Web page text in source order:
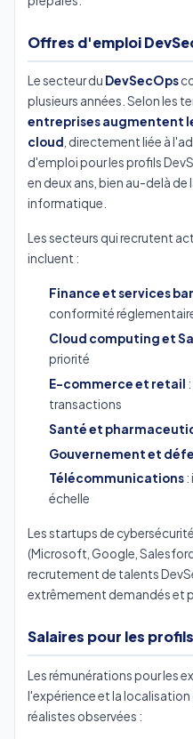
Offres d'emploi
Le secteur du DevSecOps
plusieurs années. Selon les
entreprises augmentent
cloud , directement liée à
d'emploi pour les profils
en deux ans, bien au-delà
informatique.
Les secteurs qui recrutent
incluent :
Finance et services
conformité
Cloud computing et
priorité
E-commerce et retail
transactions
Santé et
Gouvernement et
Télécommunications:
échelle
Les startups de
(Microsoft, Google,
recrutement de talents
extrêmement demandés et
Salaires pour les
Les rémunérations pour les
l'expérience et la
réalistes observées :